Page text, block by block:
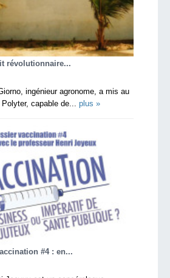
révolutionnaire...
ingénieur agronome, a mis au
capable de... plus »
#4 : en...